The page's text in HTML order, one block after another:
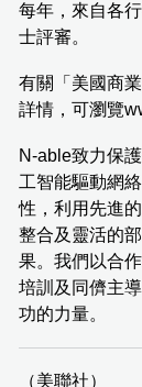
每年，來自各
士評審。
有關「美國商
詳情，可瀏覽
N-able致力保
工智能驅動網
性，利用先進
整合及靈活的
果。我們以合
培訓及同儕主
功的力量。
（美聯社）